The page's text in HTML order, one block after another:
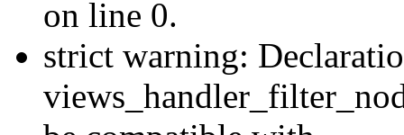
on line 0.
strict warning: